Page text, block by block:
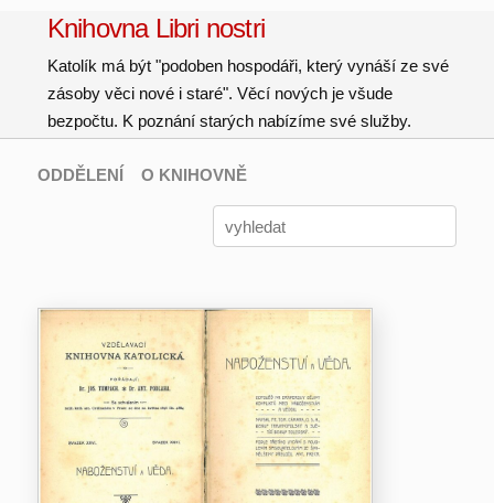
Knihovna Libri nostri
Katolík má být "podoben hospodáři, který vynáší ze své
zásoby věci nové i staré". Věcí nových je všude
bezpočtu. K poznání starých nabízíme své služby.
ODDĚLENÍ O KNIHOVNĚ